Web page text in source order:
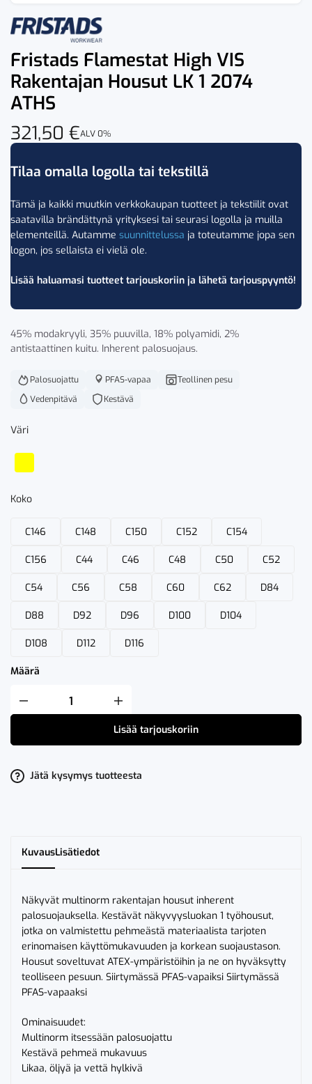
Fristads Flamestat High VIS
Rakentajan Housut LK 1 2074
ATHS
321,50 €ALV 0%
Tilaa omalla logolla tai tekstillä
Tämä ja kaikki muutkin verkkokaupan tuotteet ja tekstiilit ovat
saatavilla brändättynä yrityksesi tai seurasi logolla ja muilla
elementeillä. Autamme suunnittelussa ja toteutamme jopa sen
logon, jos sellaista ei vielä ole.
Lisää haluamasi tuotteet tarjouskoriin ja lähetä tarjouspyyntö!
45% modakryyli, 35% puuvilla, 18% polyamidi, 2%
antistaattinen kuitu. Inherent palosuojaus.
Palosuojattu PFAS-vapaa
Teollinen pesu
Vedenpitävä
Kestävä
Väri
Koko
C146 C148 C150 C152 C154
C156 C44 C46 C48 C50 C52
C54 C56 C58 C60 C62 D84
D88 D92 D96 D100 D104
D108 D112 D116
Määrä
Fristads
Flamestat
Rakentajan
1
2074
Lisää tarjouskoriin
Jätä kysymys tuotteesta
KuvausLisätiedot
Näkyvät multinorm rakentajan housut inherent
palosuojauksella. Kestävät näkyvyysluokan 1 työhousut,
jotka on valmistettu pehmeästä materiaalista tarjoten
erinomaisen käyttömukavuuden ja korkean suojaustason.
Housut soveltuvat ATEX-ympäristöihin ja ne on hyväksytty
teolliseen pesuun. Siirtymässä PFAS-vapaiksi Siirtymässä
PFAS-vapaaksi
Ominaisuudet:
Multinorm itsessään palosuojattu
Kestävä pehmeä mukavuus
Likaa, öljyä ja vettä hylkivä